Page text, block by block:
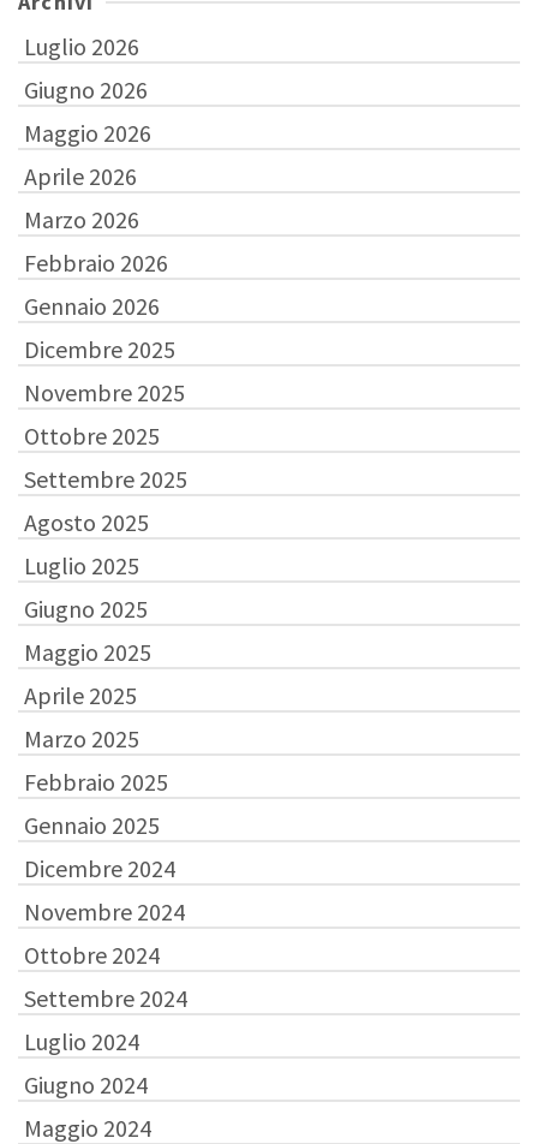
Luglio 2026
Giugno 2026
Maggio 2026
Aprile 2026
Marzo 2026
Febbraio 2026
Gennaio 2026
Dicembre 2025
Novembre 2025
Ottobre 2025
Settembre 2025
Agosto 2025
Luglio 2025
Giugno 2025
Maggio 2025
Aprile 2025
Marzo 2025
Febbraio 2025
Gennaio 2025
Dicembre 2024
Novembre 2024
Ottobre 2024
Settembre 2024
Luglio 2024
Giugno 2024
Maggio 2024